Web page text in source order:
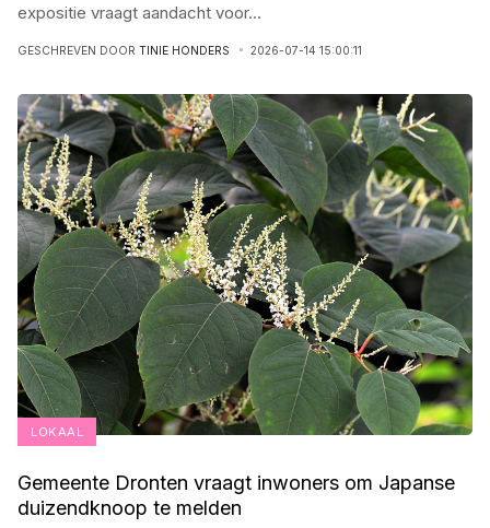
expositie vraagt aandacht voor...
GESCHREVEN DOOR TINIE HONDERS 2026-07-14 15:00:11
LOKAAL
Gemeente Dronten vraagt inwoners om Japanse
duizendknoop te melden